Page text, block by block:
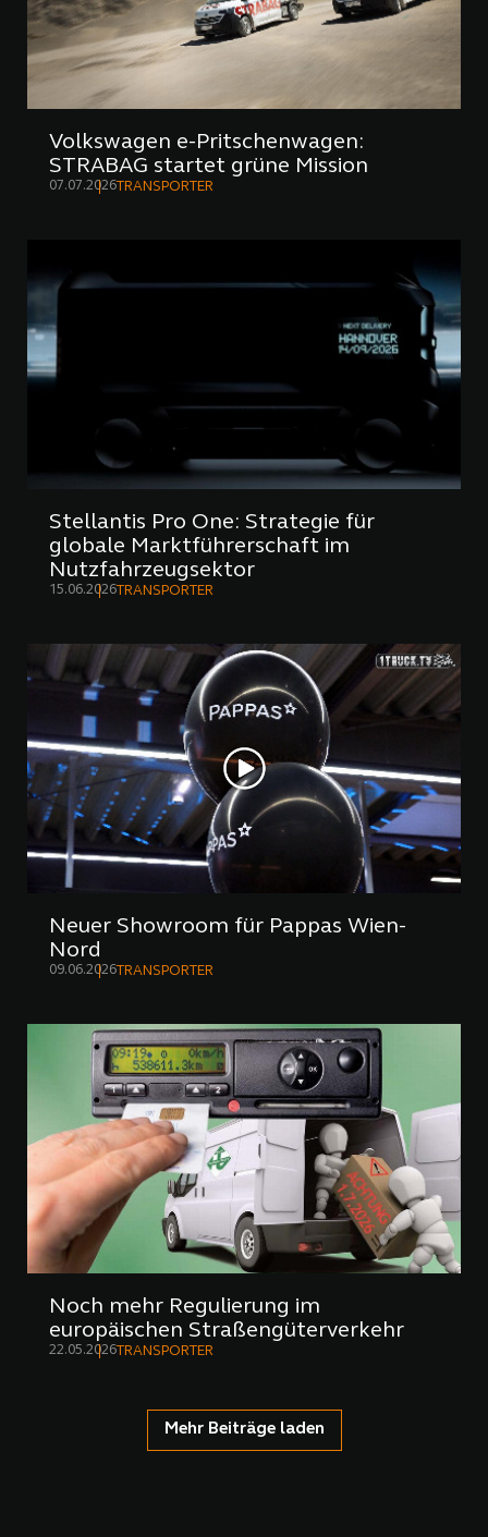
Volkswagen e-Pritschenwagen:
STRABAG startet grüne Mission
07.07.2026 TRANSPORTER
Stellantis Pro One: Strategie für
globale Marktführerschaft im
Nutzfahrzeugsektor
15.06.2026 TRANSPORTER
Neuer Showroom für Pappas Wien-
Nord
09.06.2026 TRANSPORTER
Noch mehr Regulierung im
europäischen Straßengüterverkehr
22.05.2026TRANSPORTER
Mehr Beiträge laden